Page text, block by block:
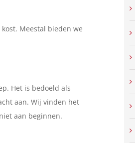
Meestal bieden we
Het is bedoeld als
aan. Wij vinden het
aan beginnen.